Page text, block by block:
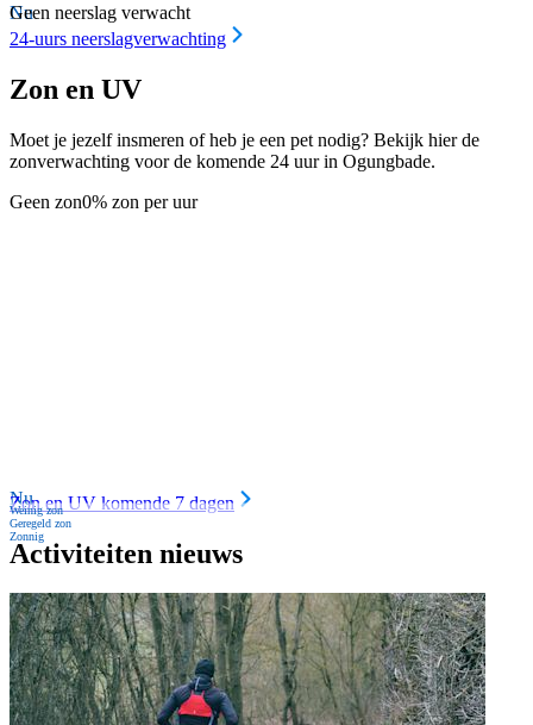
Nu
Geen neerslag verwacht
24-uurs neerslagverwachting
Zon en UV
Moet je jezelf insmeren of heb je een pet nodig? Bekijk hier de
zonverwachting voor de komende 24 uur in Ogungbade.
Geen zon0% zon per uur
Nu
Weinig zon
Geregeld zon
Zonnig
Zon en UV komende 7 dagen
Activiteiten nieuws